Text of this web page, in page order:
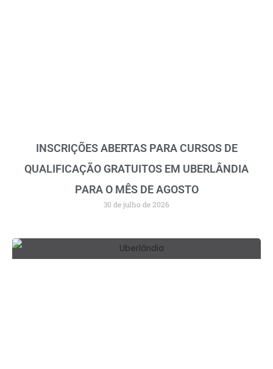
INSCRIÇÕES ABERTAS PARA CURSOS DE
QUALIFICAÇÃO GRATUITOS EM UBERLÂNDIA
PARA O MÊS DE AGOSTO
30 de julho de 2026